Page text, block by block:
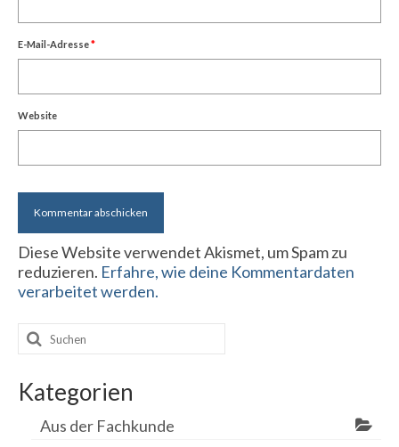
E-Mail-Adresse*
Website
Diese Website verwendet Akismet, um Spam zu
reduzieren. Erfahre, wie deine Kommentardaten
verarbeitet werden.
Suchen
nach:
Kategorien
Aus der Fachkunde